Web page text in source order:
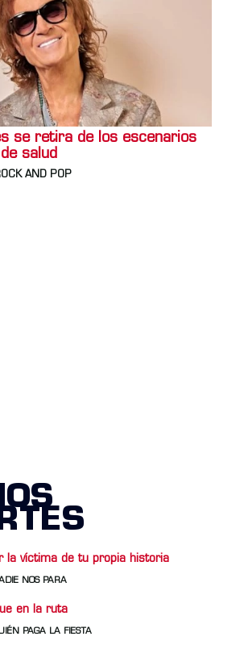
se retira de los escenarios
salud
AND POP
la víctima de tu propia historia
NOS PARA
en la ruta
PAGA LA FIESTA